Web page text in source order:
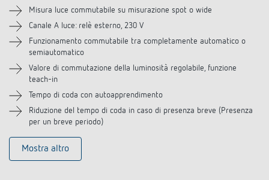
Misura luce commutabile su misurazione spot o wide
Canale A luce: relè esterno, 230 V
Funzionamento commutabile tra completamente automatico o
semiautomatico
Valore di commutazione della luminosità regolabile, funzione
teach-in
Tempo di coda con autoapprendimento
Riduzione del tempo di coda in caso di presenza breve (Presenza
per un breve periodo)
Mostra altro